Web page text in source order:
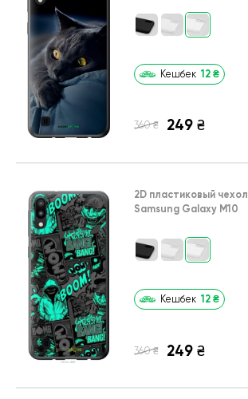
Кешбек 12 ₴
360 ₴ 249 ₴
2D пластиковый чехол
Samsung Galaxy M10
Кешбек 12 ₴
360 ₴ 249 ₴